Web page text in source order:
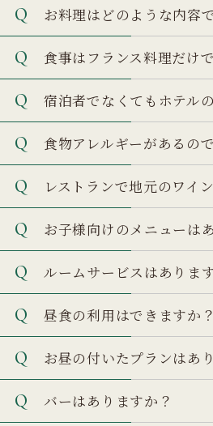
お料理はどのような内容
食事はフランス料理だけ
宿泊者でなくてもホテル
食物アレルギーがあるの
レストランで地元のワイ
お子様向けのメニューは
ルームサービスはありま
昼食の利用はできますか
お昼の付いたプランはあ
バーはありますか？